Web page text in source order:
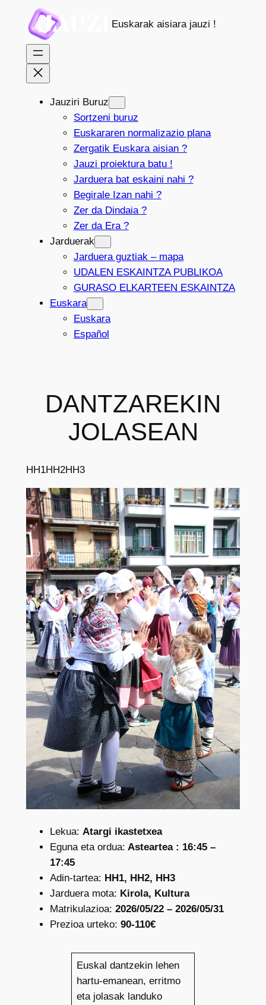
edukira
Euskarak aisiara jauzi !
Jauziri Buruz
Sortzeni buruz
Euskararen normalizazio plana
Zergatik Euskara aisian ?
Jauzi proiektura batu !
Jarduera bat eskaini nahi ?
Begirale Izan nahi ?
Zer da Dindaia ?
Zer da Era ?
Jarduerak
Jarduera guztiak – mapa
UDALEN ESKAINTZA PUBLIKOA
GURASO ELKARTEEN ESKAINTZA
Euskara
Euskara
Español
DANTZAREKIN
JOLASEAN
HH1HH2HH3
Lekua: Atargi ikastetxea
Eguna eta ordua: Asteartea : 16:45 –
17:45
Adin-tartea: HH1, HH2, HH3
Jarduera mota: Kirola, Kultura
Matrikulazioa: 2026/05/22 – 2026/05/31
Prezioa urteko: 90-110€
Euskal dantzekin lehen
hartu-emanean, erritmo
eta jolasak landuko